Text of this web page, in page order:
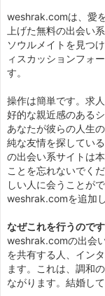
weshrak.comは、愛
上げた無料の出会い
ソウルメイトを見つ
ィスカッションフォ
す。
操作は簡単です。求
好的な親近感のある
あなたが彼らの人生
純な友情を探してい
の出会い系サイトは
ことを忘れないでく
しい人に会うことが
weshrak.comを追加
なぜこれを行うので
weshrak.comの出会
を共有する人、イン
ます。これは、調和
ながります。結婚して